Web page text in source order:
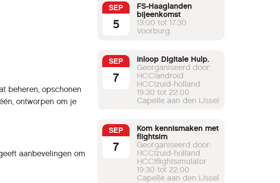
beheren, opschonen
ontworpen om je
aanbevelingen om
SEP
5
FS-Haaglanden
bijeenkomst
13:00 tot 17:30
Voorburg
SEP
7
Inloop Digitale Hulp.
Georganiseerd door:
HCC!android
HCC!zuid-holland
19:30 tot 22:00
Capelle aan den IJssel
SEP
7
Kom kennismaken met
flightsim
Georganiseerd door:
HCC!zuid-holland
HCC!flightsimulator
19:30 tot 22:00
Capelle aan den IJssel